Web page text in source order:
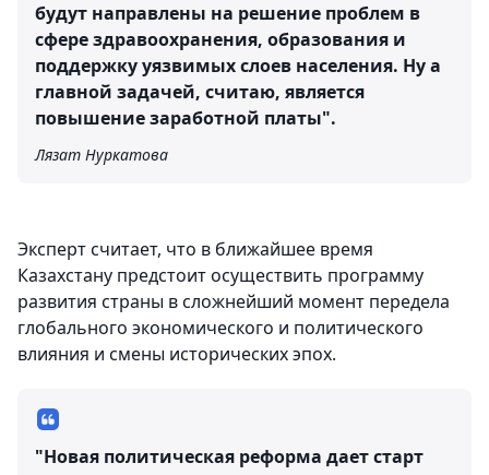
будут направлены на решение проблем в
сфере здравоохранения, образования и
поддержку уязвимых слоев населения. Ну а
главной задачей, считаю, является
повышение заработной платы".
Лязат Нуркатова
Эксперт считает, что в ближайшее время
Казахстану предстоит осуществить программу
развития страны в сложнейший момент передела
глобального экономического и политического
влияния и смены исторических эпох.
"Новая политическая реформа дает старт